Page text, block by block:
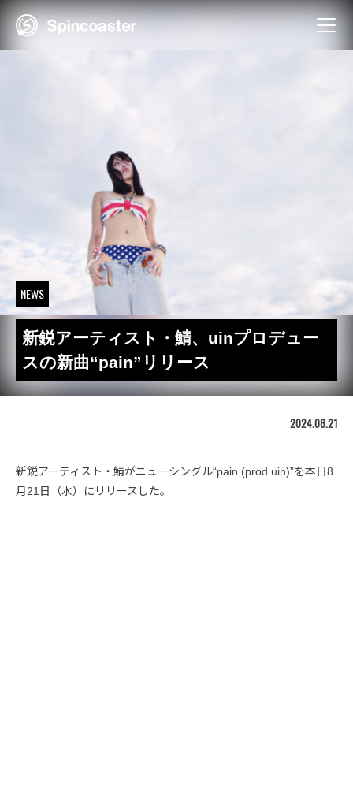
Skip
NEWS
新鋭アーティスト・鯖、uinプロデュー
スの新曲“pain”リリース
2024.08.21
新鋭アーティスト・鯖がニューシングル“pain (prod.uin)”を本日8
月21日（水）にリリースした。